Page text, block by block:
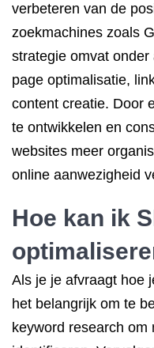
verbeteren van de
zoekmachines zoals
strategie omvat
page optimalisatie,
content creatie. Door
te ontwikkelen en
websites meer
online aanwezigheid
Hoe kan ik
Als je je afvraagt hoe
het belangrijk om te
keyword research